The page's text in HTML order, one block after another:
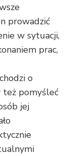
prowadzić
w sytuacji,
prac,
o
też pomyśleć
jej